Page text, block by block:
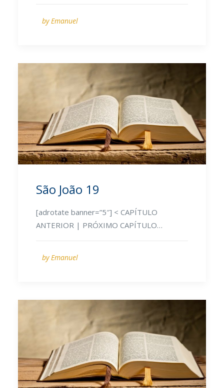
by Emanuel
São João 19
[adrotate banner=”5″] < CAPÍTULO
ANTERIOR | PRÓXIMO CAPÍTULO…
by Emanuel